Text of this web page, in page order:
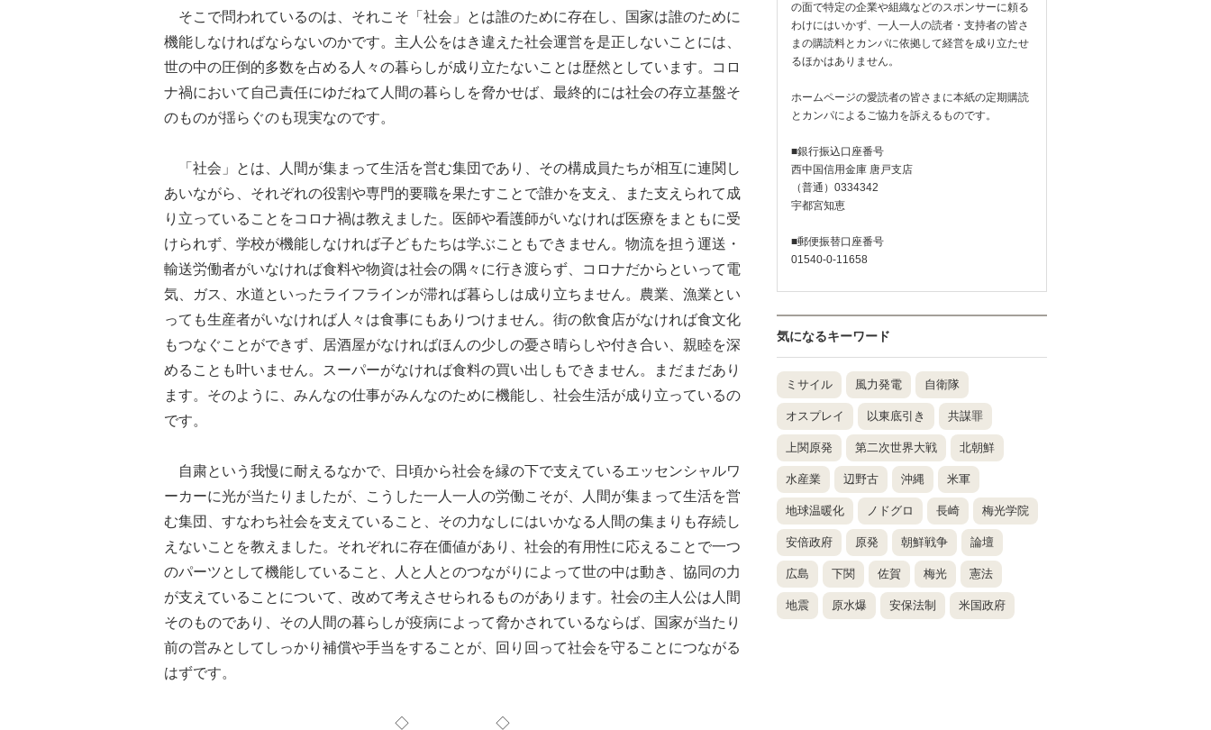
そこで問われているのは、それこそ「社会」とは誰のために存在し、国家は誰のために
機能しなければならないのかです。主人公をはき違えた社会運営を是正しないことには、
世の中の圧倒的多数を占める人々の暮らしが成り立たないことは歴然としています。コロ
ナ禍において自己責任にゆだねて人間の暮らしを脅かせば、最終的には社会の存立基盤そ
のものが揺らぐのも現実なのです。
「社会」とは、人間が集まって生活を営む集団であり、その構成員たちが相互に連関し
あいながら、それぞれの役割や専門的要職を果たすことで誰かを支え、また支えられて成
り立っていることをコロナ禍は教えました。医師や看護師がいなければ医療をまともに受
けられず、学校が機能しなければ子どもたちは学ぶこともできません。物流を担う運送・
輸送労働者がいなければ食料や物資は社会の隅々に行き渡らず、コロナだからといって電
気、ガス、水道といったライフラインが滞れば暮らしは成り立ちません。農業、漁業とい
っても生産者がいなければ人々は食事にもありつけません。街の飲食店がなければ食文化
もつなぐことができず、居酒屋がなければほんの少しの憂さ晴らしや付き合い、親睦を深
めることも叶いません。スーパーがなければ食料の買い出しもできません。まだまだあり
ます。そのように、みんなの仕事がみんなのために機能し、社会生活が成り立っているの
です。
自粛という我慢に耐えるなかで、日頃から社会を縁の下で支えているエッセンシャルワ
ーカーに光が当たりましたが、こうした一人一人の労働こそが、人間が集まって生活を営
む集団、すなわち社会を支えていること、その力なしにはいかなる人間の集まりも存続し
えないことを教えました。それぞれに存在価値があり、社会的有用性に応えることで一つ
のパーツとして機能していること、人と人とのつながりによって世の中は動き、協同の力
が支えていることについて、改めて考えさせられるものがあります。社会の主人公は人間
そのものであり、その人間の暮らしが疫病によって脅かされているならば、国家が当たり
前の営みとしてしっかり補償や手当をすることが、回り回って社会を守ることにつながる
はずです。
◇ ◇
の面で特定の企業や組織などのスポンサーに頼る
わけにはいかず、一人一人の読者・支持者の皆さ
まの購読料とカンパに依拠して経営を成り立たせ
るほかはありません。
ホームページの愛読者の皆さまに本紙の定期購読
とカンパによるご協力を訴えるものです。
■銀行振込口座番号
西中国信用金庫 唐戸支店
（普通）0334342
宇都宮知恵
■郵便振替口座番号
01540-0-11658
気になるキーワード
ミサイル 風力発電 自衛隊
オスプレイ 以東底引き 共謀罪
上関原発 第二次世界大戦 北朝鮮
水産業 辺野古 沖縄 米軍
地球温暖化 ノドグロ 長崎 梅光学院
安倍政府 原発 朝鮮戦争 論壇
広島 下関 佐賀 梅光 憲法
地震 原水爆 安保法制 米国政府